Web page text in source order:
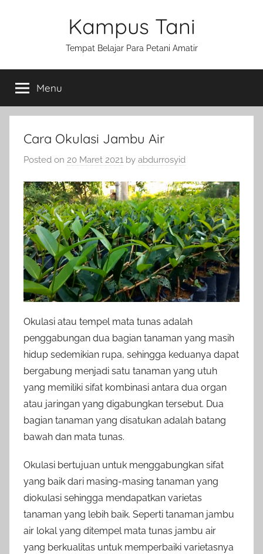
Kampus Tani
Tempat Belajar Para Petani Amatir
Menu
Cara Okulasi Jambu Air
Posted on 20 Maret 2021 by abdurrosyid
Okulasi atau tempel mata tunas adalah
penggabungan dua bagian tanaman yang masih
hidup sedemikian rupa, sehingga keduanya dapat
bergabung menjadi satu tanaman yang utuh
yang memiliki sifat kombinasi antara dua organ
atau jaringan yang digabungkan tersebut. Dua
bagian tanaman yang disatukan adalah batang
bawah dan mata tunas.
Okulasi bertujuan untuk menggabungkan sifat
yang baik dari masing-masing tanaman yang
diokulasi sehingga mendapatkan varietas
tanaman yang lebih baik. Seperti tanaman jambu
air lokal yang ditempel mata tunas jambu air
yang berkualitas untuk memperbaiki varietasnya